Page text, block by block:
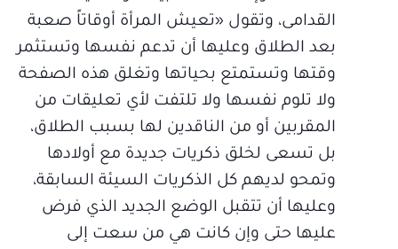
القدامى، وتقول «تعيش المرأة أوقاتاً صعبة
بعد الطلاق وعليها أن تدعم نفسها وتستثمر
وقتها وتستمتع بحياتها وتغلق هذه الصفحة
ولا تلوم نفسها ولا تلتفت لأي تعليقات من
المقربين أو من الناقدين لها بسبب الطلاق،
بل تسعى لخلق ذكريات جديدة مع أولادها
وتمحو لديهم كل الذكريات السيئة السابقة،
وعليها أن تتقبل الوضع الجديد الذي فرض
عليها حتى وإن كانت هي من سعت إلى